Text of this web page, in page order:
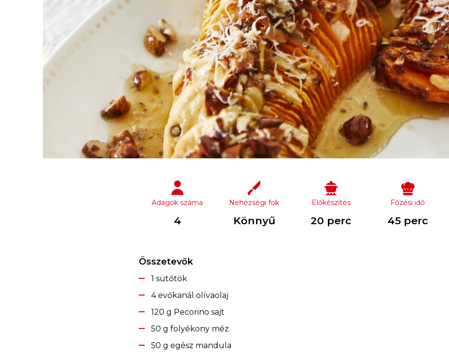
Adagok száma
4
Nehézségi fok
Könnyű
Előkészítés
20 perc
Főzési idő
45 perc
Összetevők
1 sütőtök
4 evőkanál olívaolaj
120 g Pecorino sajt
50 g folyékony méz
50 g egész mandula